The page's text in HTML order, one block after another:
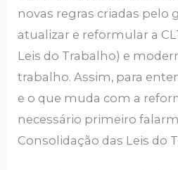
novas regras criadas pelo
atualizar e reformular a
Leis do Trabalho) e
trabalho. Assim, para
e o que muda com a
necessário primeiro
Consolidação das Leis do